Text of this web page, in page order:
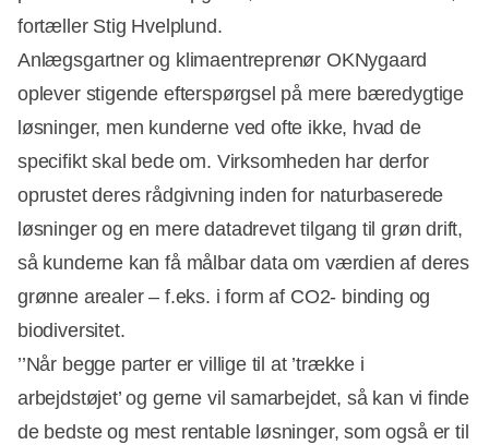
fortæller Stig Hvelplund.
Anlægsgartner og klimaentreprenør OKNygaard
oplever stigende efterspørgsel på mere bæredygtige
løsninger, men kunderne ved ofte ikke, hvad de
specifikt skal bede om. Virksomheden har derfor
oprustet deres rådgivning inden for naturbaserede
løsninger og en mere datadrevet tilgang til grøn drift,
så kunderne kan få målbar data om værdien af deres
grønne arealer – f.eks. i form af CO2- binding og
biodiversitet.
’’Når begge parter er villige til at ’trække i
arbejdstøjet’ og gerne vil samarbejdet, så kan vi finde
de bedste og mest rentable løsninger, som også er til